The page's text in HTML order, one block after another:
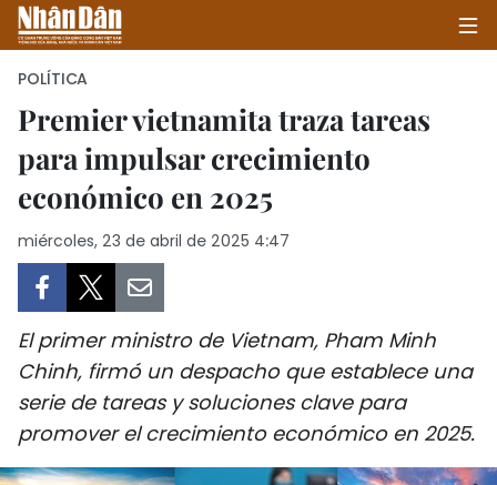
INICIO
POLÍTICA
SALUD - MEDIO AMBIENTE
CULTURA - ENTRETENIMIENTO
INTERNACIONAL
POLÍTICA
Premier vietnamita traza tareas
para impulsar crecimiento
económico en 2025
miércoles, 23 de abril de 2025 4:47
El primer ministro de Vietnam, Pham Minh
Chinh, firmó un despacho que establece una
serie de tareas y soluciones clave para
promover el crecimiento económico en 2025.